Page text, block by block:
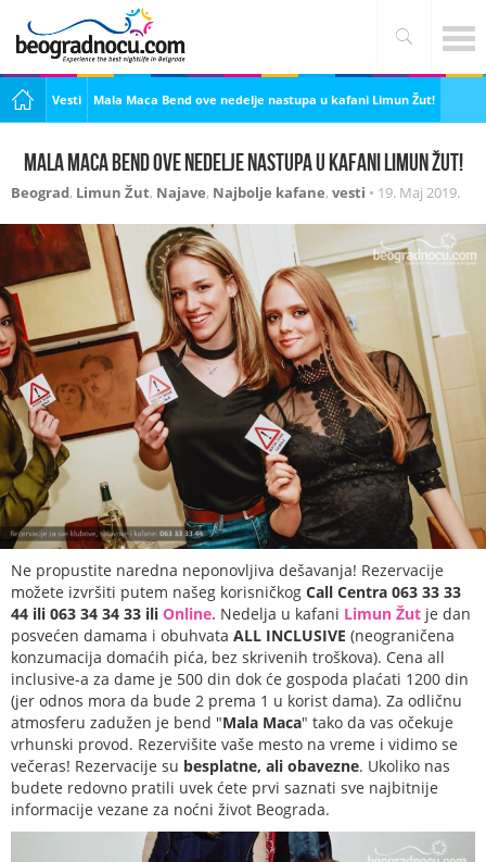
Vesti Mala Maca Bend ove nedelje nastupa u kafani Limun Žut!
Mala Maca Bend ove nedelje nastupa u kafani Limun Žut!
Beograd, Limun Žut, Najave, Najbolje kafane, vesti • 19. Maj 2019.
Ne propustite naredna neponovljiva dešavanja! Rezervacije
možete izvršiti putem našeg korisničkog Call Centra 063 33 33
44 ili 063 34 34 33 ili Online. Nedelja u kafani Limun Žut je dan
posvećen damama i obuhvata ALL INCLUSIVE (neograničena
konzumacija domaćih pića, bez skrivenih troškova). Cena all
inclusive-a za dame je 500 din dok će gospoda plaćati 1200 din
(jer odnos mora da bude 2 prema 1 u korist dama). Za odličnu
atmosferu zadužen je bend "Маla Маcа" tako da vas očekuje
vrhunski provod. Rezervišite vaše mesto na vreme i vidimo se
večeras! Rezervacije su besplatne, ali obavezne. Ukoliko nas
budete redovno pratili uvek ćete prvi saznati sve najbitnije
informacije vezane za noćni život Beograda.